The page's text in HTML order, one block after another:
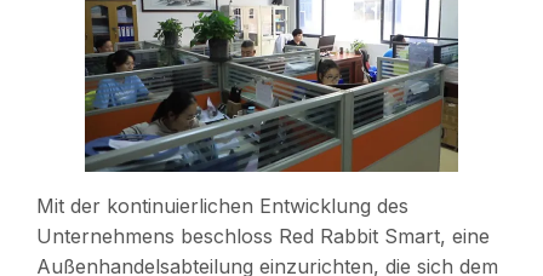
Mit der kontinuierlichen Entwicklung des
Unternehmens beschloss Red Rabbit Smart, eine
Außenhandelsabteilung einzurichten, die sich dem